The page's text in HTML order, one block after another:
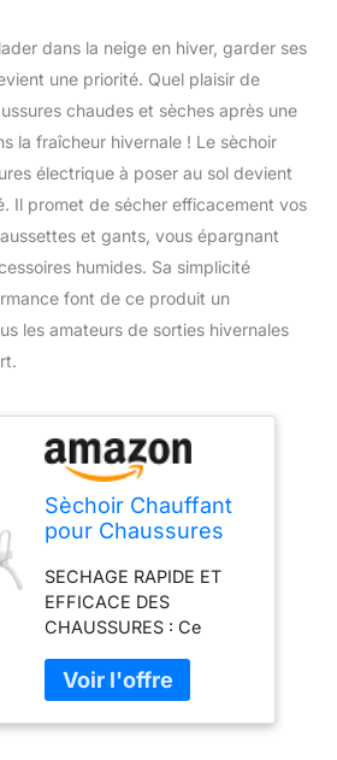
dans la neige en hiver, garder ses
une priorité. Quel plaisir de
chaudes et sèches après une
la fraîcheur hivernale ! Le sèchoir
électrique à poser au sol devient
Il promet de sécher efficacement vos
et gants, vous épargnant
humides. Sa simplicité
font de ce produit un
les amateurs de sorties hivernales
Sèchoir Chauffant
pour Chaussures
au Sol - Chauffage
Radiateur pour
Bottes,
Chaussures,
Chaussettes, Gants
- Blanc
SECHAGE RAPIDE ET
EFFICACE DES
CHAUSSURES : Ce
électrique pour
chaussures est la
solution parfaite pour